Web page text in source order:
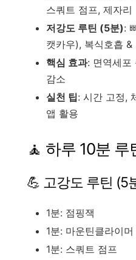
스쿼트 점프, 제자리
저강도 루틴 (5분):
캣카우), 복식호흡 &
핵심 효과: 면역세포
감소
실천 팁: 시간 고정,
앱 활용
🧘 하루 10분 루
💪 고강도 루틴 (5
1분: 점핑잭
1분: 마운틴클라이머
1분: 스쿼트 점프